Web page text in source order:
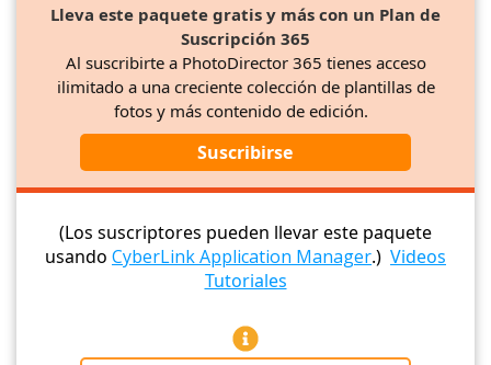
Lleva este paquete gratis y más con un Plan de
Suscripción 365
Al suscribirte a PhotoDirector 365 tienes acceso
ilimitado a una creciente colección de plantillas de
fotos y más contenido de edición.
Suscribirse
(Los suscriptores pueden llevar este paquete
usando CyberLink Application Manager.) Videos
Tutoriales